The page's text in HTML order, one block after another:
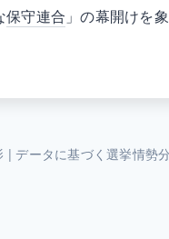
保守連合 」の幕開けを
データに基づく選挙情勢